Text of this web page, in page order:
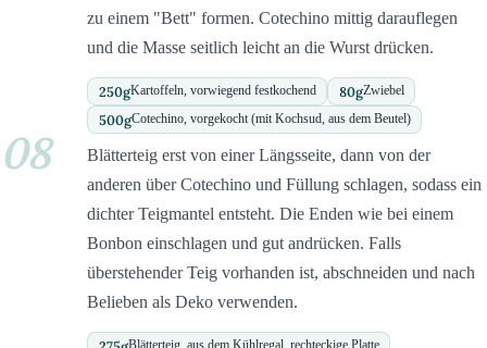
zu einem "Bett" formen. Cotechino mittig darauflegen
und die Masse seitlich leicht an die Wurst drücken.
250gKartoffeln, vorwiegend festkochend 80gZwiebel
500gCotechino, vorgekocht (mit Kochsud, aus dem Beutel)
08
Blätterteig erst von einer Längsseite, dann von der
anderen über Cotechino und Füllung schlagen, sodass ein
dichter Teigmantel entsteht. Die Enden wie bei einem
Bonbon einschlagen und gut andrücken. Falls
überstehender Teig vorhanden ist, abschneiden und nach
Belieben als Deko verwenden.